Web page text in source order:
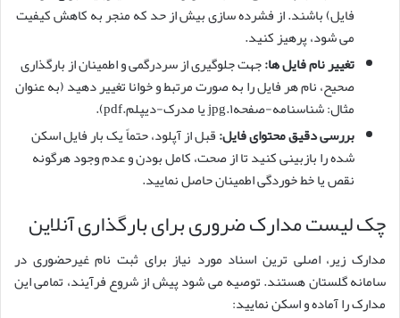
فایل) باشند. از فشرده سازی بیش از حد که منجر به کاهش کیفیت
می شود، پرهیز کنید.
تغییر نام فایل ها:جهت جلوگیری از سردرگمی و اطمینان از بارگذاری
صحیح، نام هر فایل را به صورت مرتبط و خوانا تغییر دهید (به عنوان
مثال: شناسنامه-صفحه۱.jpg یا مدرک-دیپلم.pdf).
بررسی دقیق محتوای فایل:قبل از آپلود، حتماً یک بار فایل اسکن
شده را بازبینی کنید تا از صحت، کامل بودن و عدم وجود هرگونه
نقص یا خط خوردگی اطمینان حاصل نمایید.
چک لیست مدارک ضروری برای بارگذاری آنلاین
مدارک زیر، اصلی ترین اسناد مورد نیاز برای ثبت نام غیرحضوری در
سامانه گلستان هستند. توصیه می شود پیش از شروع فرآیند، تمامی این
مدارک را آماده و اسکن نمایید: